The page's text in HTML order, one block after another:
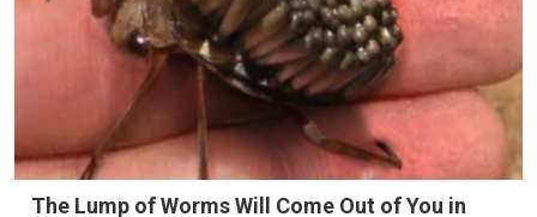
The Lump of Worms Will Come Out of You in